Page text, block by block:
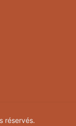
réservés.